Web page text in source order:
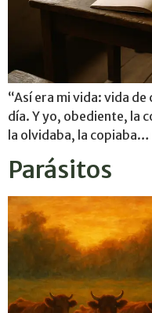
“Así era mi vida: vida
día. Y yo, obediente, la
la olvidaba, la
Parásitos